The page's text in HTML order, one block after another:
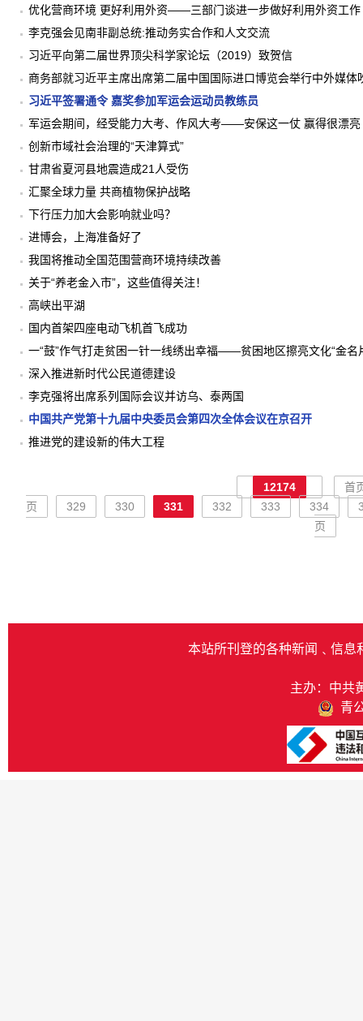
优化营商环境 更好利用外资——三部门谈进一步做好利用外资工作
李克强会见南非副总统:推动务实合作和人文交流
习近平向第二届世界顶尖科学家论坛（2019）致贺信
商务部就习近平主席出席第二届中国国际进口博览会举行中外媒体
习近平签署通令 嘉奖参加军运会运动员教练员
军运会期间，经受能力大考、作风大考——安保这一仗 赢得很漂亮
创新市域社会治理的“天津算式”
甘肃省夏河县地震造成21人受伤
汇聚全球力量 共商植物保护战略
下行压力加大会影响就业吗？
进博会，上海准备好了
我国将推动全国范围营商环境持续改善
关于“养老金入市”，这些值得关注！
高峡出平湖
国内首架四座电动飞机首飞成功
一“鼓”作气打走贫困一针一线绣出幸福——贫困地区擦亮文化“金名
深入推进新时代公民道德建设
李克强将出席系列国际会议并访乌、泰两国
中国共产党第十九届中央委员会第四次全体会议在京召开
推进党的建设新的伟大工程
12174
首
页
329 330 331 332 333 334
页
本站所刊登的各种新闻﹑信息
主办：中共
青